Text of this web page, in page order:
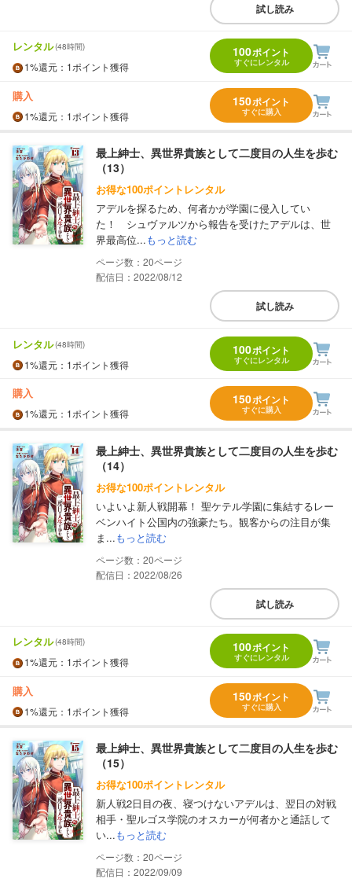
試し読み
レンタル(48時間)
1%還元 ：1ポイント獲得
100ポイント
すぐにレンタル
購入
1%還元 ：1ポイント獲得
150ポイント
すぐに購入
最上紳士、異世界貴族として二度目の人生を歩む
（13）
お得な100ポイントレンタル
アデルを探るため、何者かが学園に侵入してい
た！ シュヴァルツから報告を受けたアデルは、世
界最高位...もっと読む
20
配信日：2022/08/12
試し読み
レンタル(48時間)
1%還元 ：1ポイント獲得
100ポイント
すぐにレンタル
購入
1%還元 ：1ポイント獲得
150ポイント
すぐに購入
最上紳士、異世界貴族として二度目の人生を歩む
（14）
お得な100ポイントレンタル
いよいよ新人戦開幕！ 聖ケテル学園に集結するレー
ベンハイト公国内の強豪たち。観客からの注目が集
ま...もっと読む
20
配信日：2022/08/26
試し読み
レンタル(48時間)
1%還元 ：1ポイント獲得
100ポイント
すぐにレンタル
購入
1%還元 ：1ポイント獲得
150ポイント
すぐに購入
最上紳士、異世界貴族として二度目の人生を歩む
（15）
お得な100ポイントレンタル
新人戦2日目の夜、寝つけないアデルは、翌日の対戦
相手・聖ルゴス学院のオスカーが何者かと通話して
い...もっと読む
20
配信日：2022/09/09